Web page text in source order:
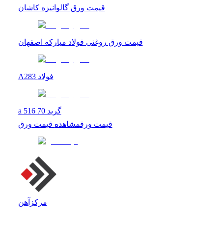
قیمت ورق گالوانیزه کاشان
قیمت ورق روغنی فولاد مبارکه اصفهان
A283 فولاد
a 516 گرید 70
قیمت ورقمشاهده قیمت ورق
مرکزآهن